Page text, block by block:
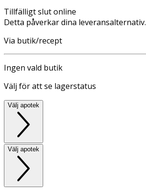
Tillfälligt slut online
Detta påverkar dina leveransalternativ.
Via butik/recept
Ingen vald butik
Välj för att se lagerstatus
Välj apotek
Välj apotek